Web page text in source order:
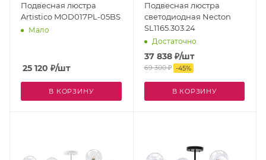
Подвесная люстра
Artistico MOD017PL-05BS
Мало
25 120 ₽/шт
В КОРЗИНУ
Подвесная люстра
светодиодная Necton
SL1165.303.24
Достаточно
37 838₽/шт
69 300₽ -45%
В КОРЗИНУ